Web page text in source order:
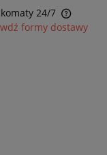
24/7
formy dostawy